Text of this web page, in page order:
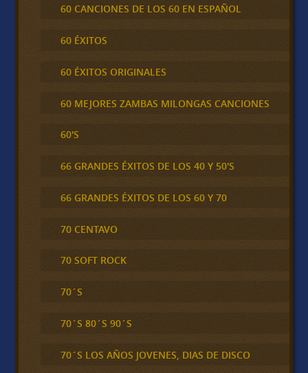
60 CANCIONES DE LOS 60 EN ESPAÑOL
60 ÉXITOS
60 ÉXITOS ORIGINALES
60 MEJORES ZAMBAS MILONGAS CANCIONES
60'S
66 GRANDES ÉXITOS DE LOS 40 Y 50'S
66 GRANDES ÉXITOS DE LOS 60 Y 70
70 CENTAVO
70 SOFT ROCK
70´S
70´S 80´S 90´S
70´S LOS AÑOS JOVENES, DIAS DE DISCO